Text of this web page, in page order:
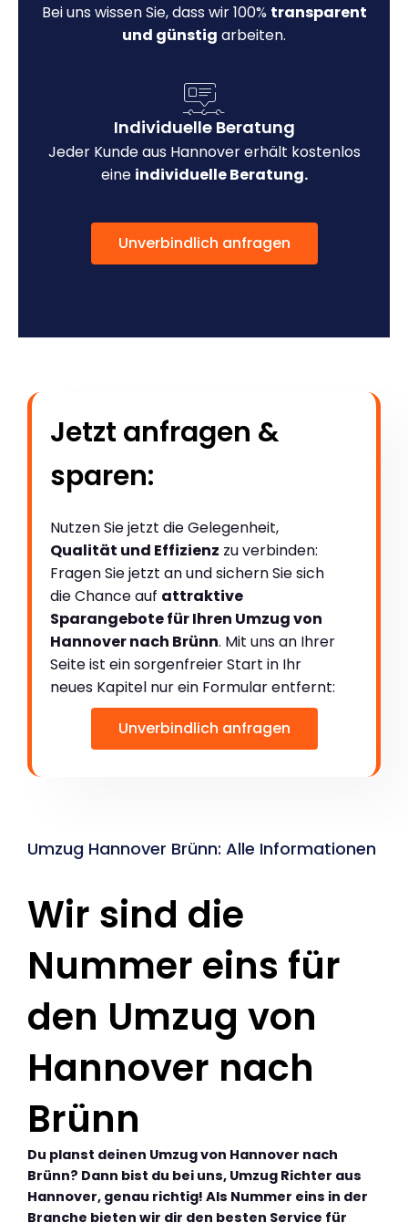
Bei uns wissen Sie, dass wir 100% transparent
und günstig arbeiten.
Individuelle Beratung
Jeder Kunde aus Hannover erhält kostenlos
eine individuelle Beratung.
Unverbindlich anfragen
Jetzt anfragen &
sparen:
Nutzen Sie jetzt die Gelegenheit,
Qualität und Effizienz zu verbinden:
Fragen Sie jetzt an und sichern Sie sich
die Chance auf attraktive
Sparangebote für Ihren Umzug von
Hannover nach Brünn. Mit uns an Ihrer
Seite ist ein sorgenfreier Start in Ihr
neues Kapitel nur ein Formular entfernt:
Unverbindlich anfragen
Umzug Hannover Brünn: Alle Informationen
Wir sind die
Nummer eins für
den Umzug von
Hannover nach
Brünn
Du planst deinen Umzug von Hannover nach
Brünn? Dann bist du bei uns, Umzug Richter aus
Hannover, genau richtig! Als Nummer eins in der
Branche bieten wir dir den besten Service für